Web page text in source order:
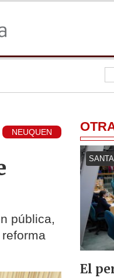
NEUQUEN
pública,
El